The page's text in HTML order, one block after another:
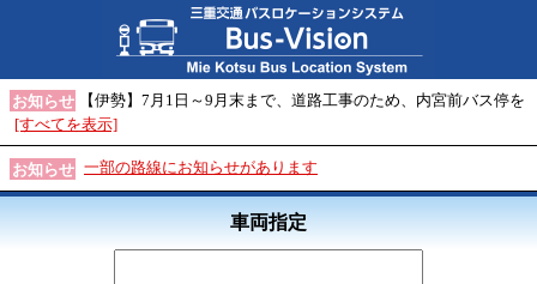
お知らせ
【伊勢】7月1日～9月末まで、道路工事のため、内宮前バス停を
[すべてを表示]
お知らせ 一部の路線にお知らせがあります
車両指定